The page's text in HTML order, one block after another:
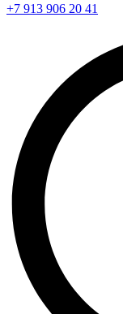
+7 913 906 20 41